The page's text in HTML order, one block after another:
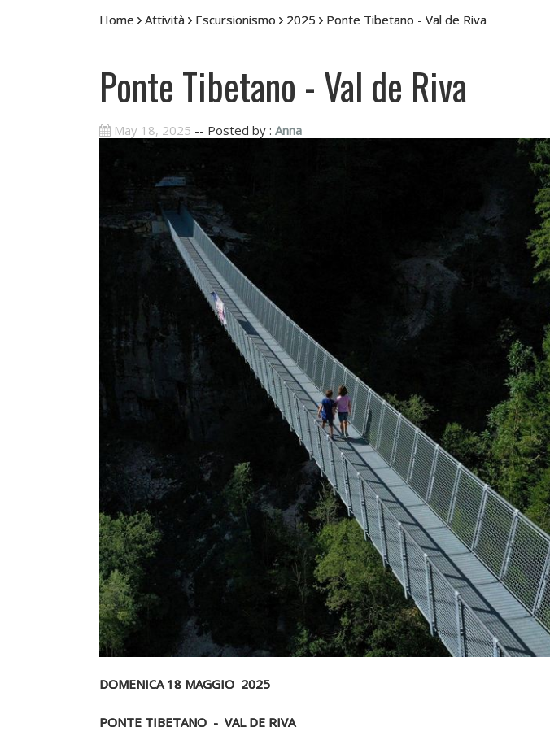
Home Attività Escursionismo 2025 Ponte Tibetano - Val de Riva
Ponte Tibetano - Val de Riva
May 18, 2025 -- Posted by : Anna
DOMENICA 18 MAGGIO 2025
PONTE TIBETANO - VAL DE RIVA